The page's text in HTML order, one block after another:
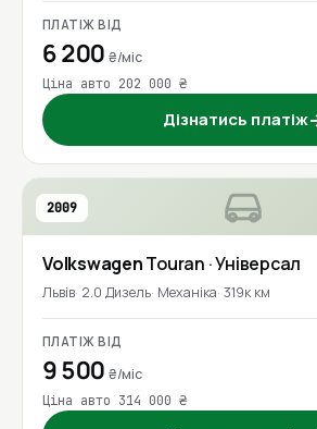
ПЛАТІЖ ВІД
6 200₴/міс
Ціна авто 202 000 ₴
Дізнатись платіж
2009
VolkswagenTouran · Універсал
Львів 2.0 Дизель Механіка 319к км
ПЛАТІЖ ВІД
9 500₴/міс
Ціна авто 314 000 ₴